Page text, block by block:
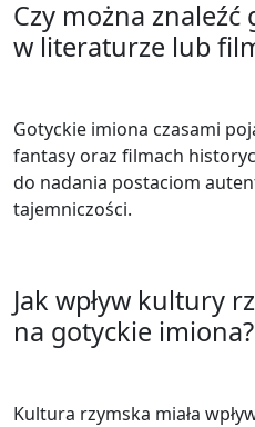
Czy można
w literaturze lub
Gotyckie imiona czasami
fantasy oraz filmach
do nadania postaciom
tajemniczości.
Jak wpływ kultury
na gotyckie imiona?
Kultura rzymska miała